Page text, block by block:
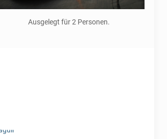
Ausgelegt für 2 Personen.